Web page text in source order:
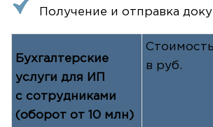
Получение и отправка
Бухгалтерские
услуги для ИП
с сотрудниками
(оборот от 10 млн)
Стоимость
в руб.